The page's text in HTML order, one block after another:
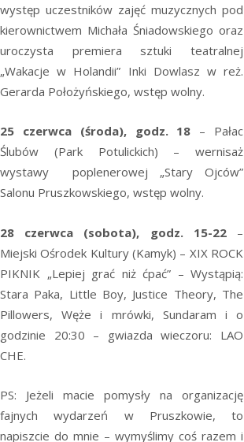
występ uczestników zajęć muzycznych pod
kierownictwem Michała Śniadowskiego oraz
uroczysta premiera sztuki teatralnej
„Wakacje w Holandii” Inki Dowlasz w reż.
Gerarda Położyńskiego, wstęp wolny.
25 czerwca (środa), godz. 18 – Pałac
Ślubów (Park Potulickich) – wernisaż
wystawy poplenerowej „Stary Ojców”
Salonu Pruszkowskiego, wstęp wolny.
28 czerwca (sobota), godz. 15-22–
Miejski Ośrodek Kultury (Kamyk) – XIX ROCK
PIKNIK „Lepiej grać niż ćpać” – Wystąpią:
Stara Paka, Little Boy, Justice Theory, The
Pillowers, Węże i mrówki, Sundaram i o
godzinie 20:30 – gwiazda wieczoru: LAO
CHE.
PS: Jeżeli macie pomysły na organizację
fajnych wydarzeń w Pruszkowie, to
napiszcie do mnie – wymyślimy coś razem i